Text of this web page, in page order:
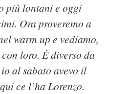
più lontani e oggi
Ora proveremo a
warm up e vediamo,
loro. È diverso da
al sabato avevo il
ce l’ha Lorenzo.